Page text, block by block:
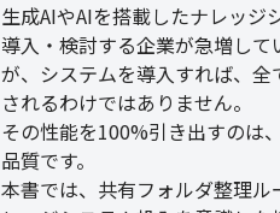
生成AIやAIを搭載したナレッジ
導入・検討する企業が急増して
が、システムを導入すれば、全
されるわけではありません。
その性能を100%引き出すのは
品質です。
本書では、共有フォルダ整理ル